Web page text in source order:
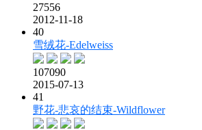
27556
2012-11-18
40
雪绒花-Edelweiss
107090
2015-07-13
41
野花-悲哀的结束-Wildflower